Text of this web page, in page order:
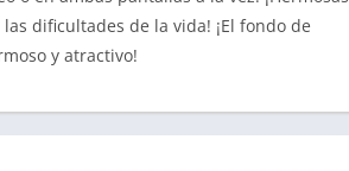
dificultades de la vida! ¡El fondo de
y atractivo!